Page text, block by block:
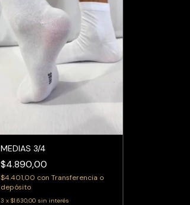
MEDIAS 3/4
$4.890,00
$4.401,00 con Transferencia o
depósito
3 x $1.630,00 sin interés